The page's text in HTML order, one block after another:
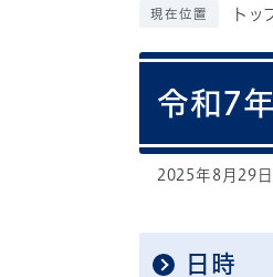
現在位置 トッ
令和7
2025年8月29日
日時